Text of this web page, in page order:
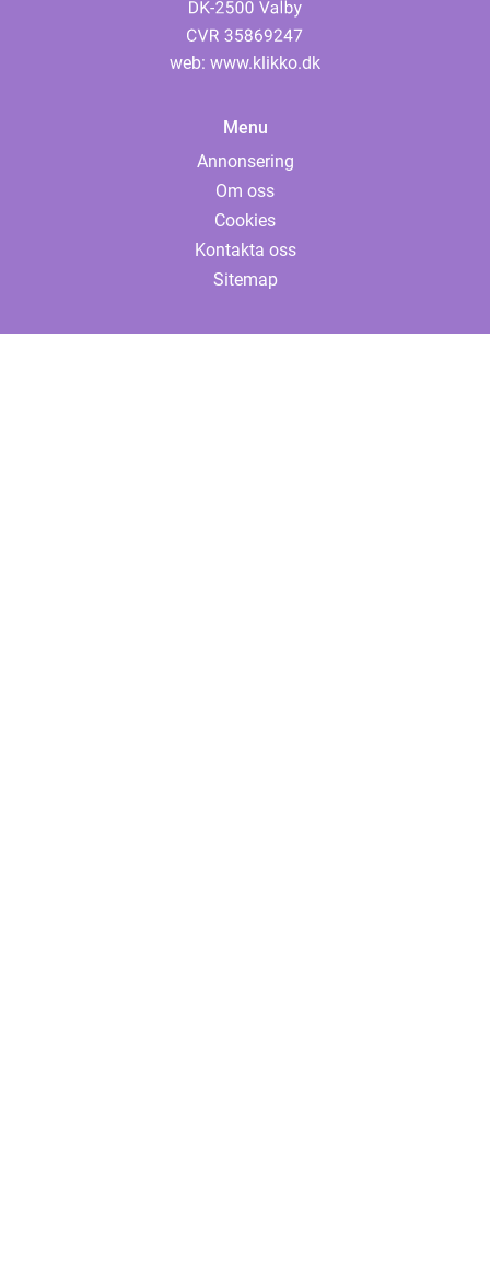
web: www.klikko.dk
Menu
Annonsering
Om oss
Cookies
Kontakta oss
Sitemap